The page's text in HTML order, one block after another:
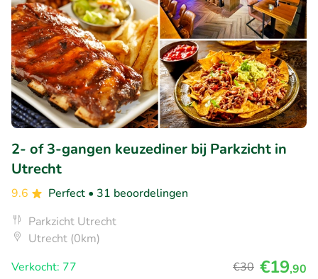
2- of 3-gangen keuzediner bij Parkzicht in
Utrecht
9.6 Perfect • 31 beoordelingen
Parkzicht Utrecht
Utrecht (0km)
Verkocht: 77
€30 €19,90